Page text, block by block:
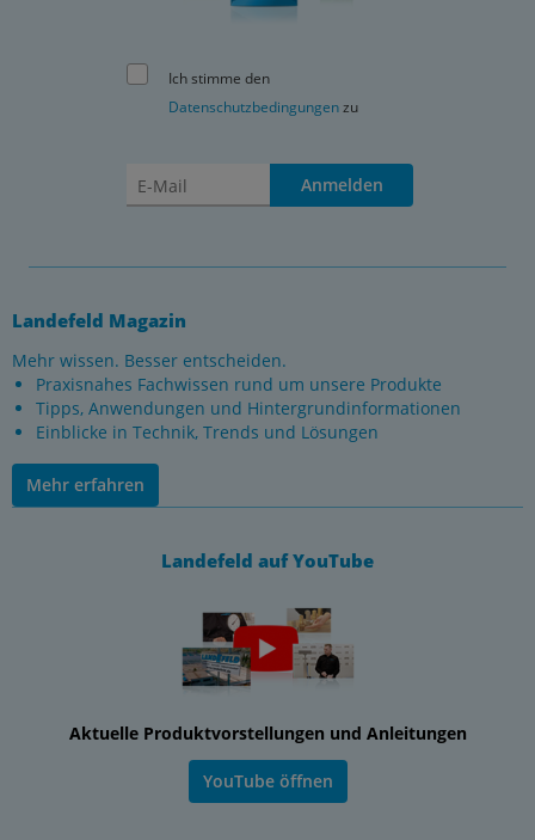
Ich stimme den
Datenschutzbedingungenzu
Anmelden
Landefeld Magazin
Mehr wissen. Besser entscheiden.
Praxisnahes Fachwissen rund um unsere Produkte
Tipps, Anwendungen und Hintergrundinformationen
Einblicke in Technik, Trends und Lösungen
Mehr erfahren
Landefeld auf YouTube
Aktuelle Produktvorstellungen und Anleitungen
YouTube öffnen